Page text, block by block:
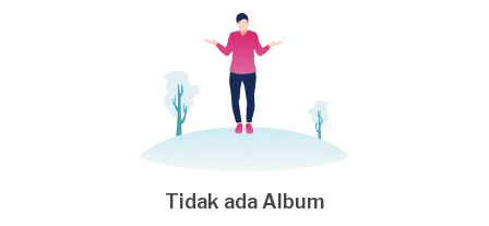
Tidak ada Album